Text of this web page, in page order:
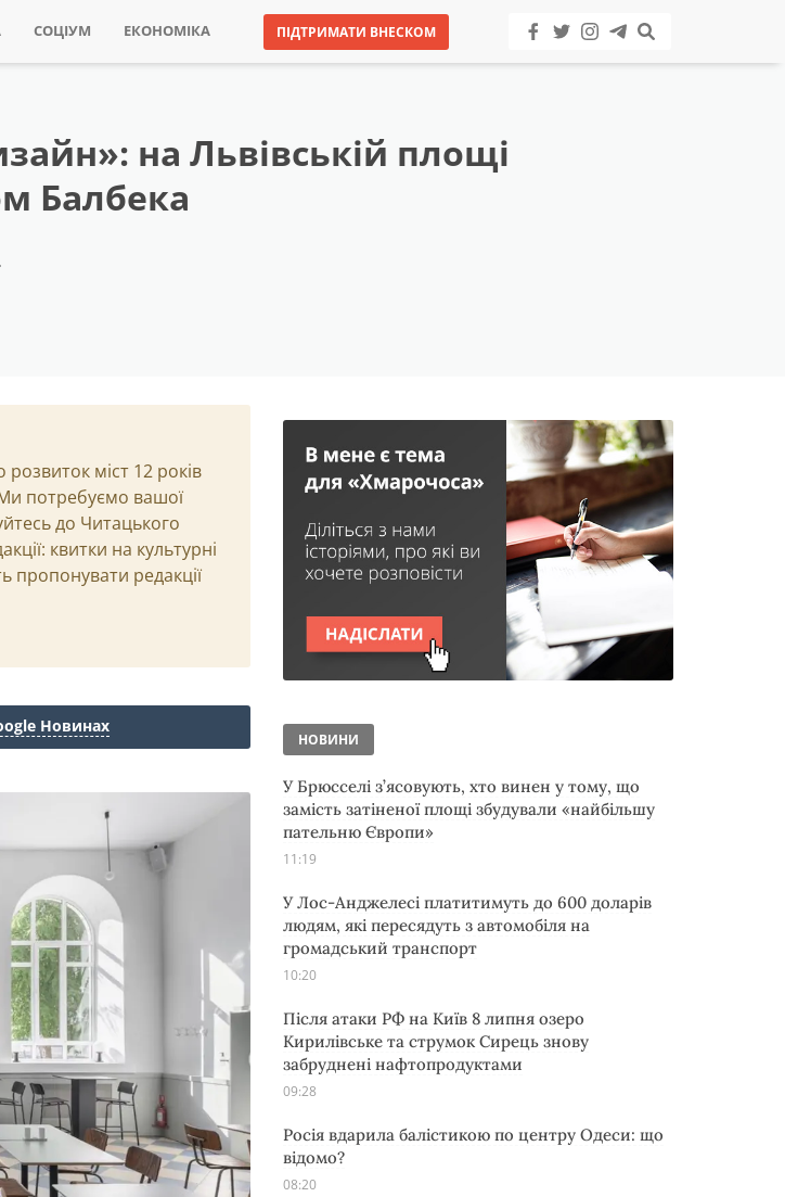
СОЦІУМ ЕКОНОМІКА ПІДТРИМАТИ ВНЕСКОМ
на Львівській площі
Балбека
міст 12 років
потребуємо вашої
до Читацького
квитки на культурні
пропонувати редакції
Новинах
НОВИНИ
У Брюсселі з’ясовують, хто винен у тому, що
замість затіненої площі збудували «найбільшу
пательню Європи»
11:19
У Лос-Анджелесі платитимуть до 600 доларів
людям, які пересядуть з автомобіля на
громадський транспорт
10:20
Після атаки РФ на Київ 8 липня озеро
Кирилівське та струмок Сирець знову
забруднені нафтопродуктами
09:28
Росія вдарила балістикою по центру Одеси: що
відомо?
08:20